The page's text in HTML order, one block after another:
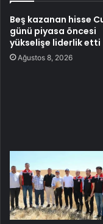
Beş kazanan hisse
günü piyasa öncesi
yükselişe liderlik etti
Ağustos 8, 2026